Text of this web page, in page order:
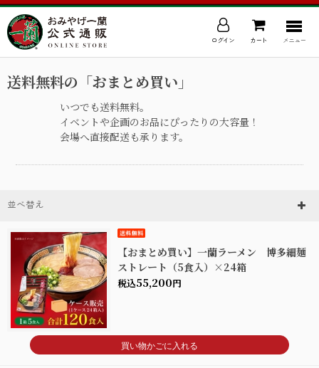
ログイン カート メニュー
送料無料の「おまとめ買い」
いつでも送料無料。
イベントや企画のお品にぴったりの大容量！
会場へ直接配送も承ります。
並べ替え
【おまとめ買い】一蘭ラーメン 博多細麺
ストレート（5食入）×24箱
税込55,200円
買い物かごに入れる